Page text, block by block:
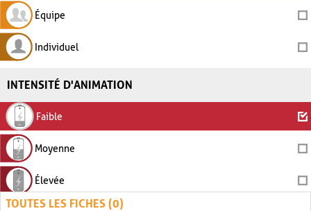
Équipe
Individuel
INTENSITÉ D'ANIMATION
Faible
Moyenne
Élevée
TOUTES LES FICHES (0)